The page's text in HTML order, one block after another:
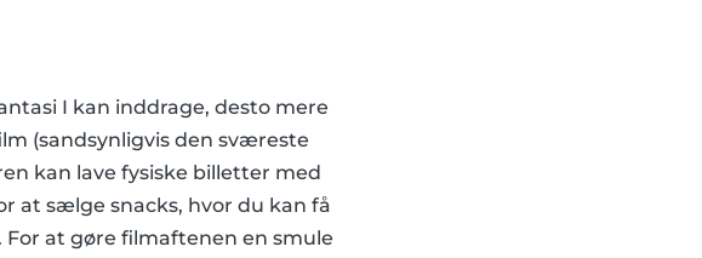
I kan inddrage, desto mere
(sandsynligvis den sværeste
kan lave fysiske billetter med
at sælge snacks, hvor du kan få
at gøre filmaftenen en smule